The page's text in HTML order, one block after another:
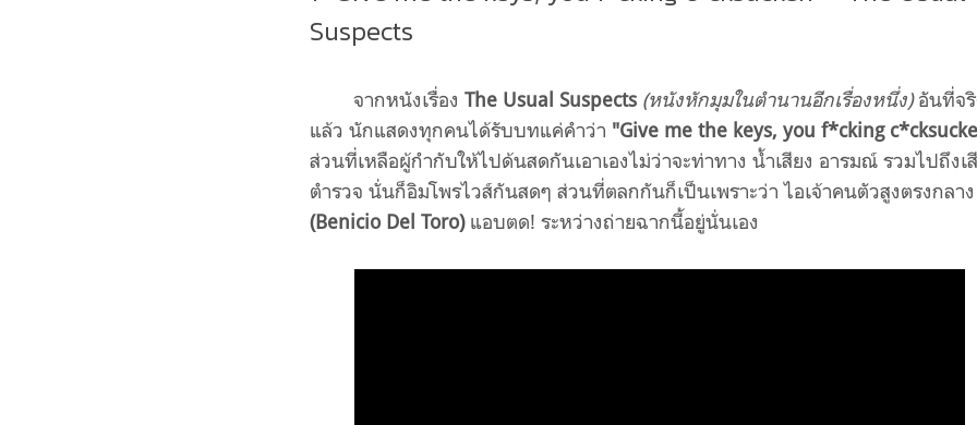
Suspects
จากหนังเรื่อง The Usual Suspects (หนังหักมุมในตำนานอีกเรื่องหนึ่ง)อันที่จ
แล้ว นักแสดงทุกคนได้รับบทแค่คำว่า "Give me the keys, you f*cking
ส่วนที่เหลือผู้กำกับให้ไปด้นสดกันเอาเองไม่ว่าจะท่าทาง น้ำเสียง อารมณ์ รวมไปถึงเ
ตำรวจ นั่นก็อิมโพรไวส์กันสดๆ ส่วนที่ตลกกันก็เป็นเพราะว่า ไอเจ้าคนตัวสูงตรงกลาง
(Benicio Del Toro)แอบตด! ระหว่างถ่ายฉากนี้อยู่นั่นเอง